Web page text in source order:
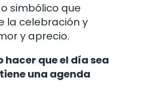
simbólico que
la celebración y
y aprecio.
hacer que el día sea
una agenda